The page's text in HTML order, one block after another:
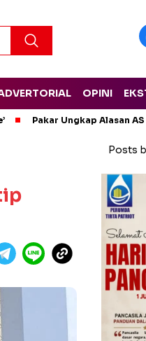
OPINI
Pakar Ungkap Alasan
Posts